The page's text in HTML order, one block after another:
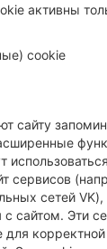
активны
cookie
сайту
сервисов
сетей
сайтом. Эти
для